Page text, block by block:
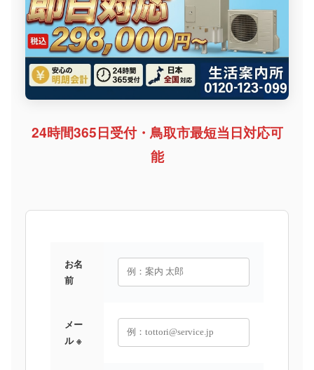
24時間365日受付・鳥取市最短当日対応可
能
お名
前
メー
ル ※